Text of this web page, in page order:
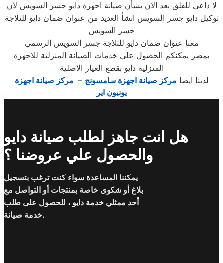
لا داعي للقلق بعد الان بشأن صيانة اجهزة دايو جسر السويس لأن
توكيل دايو جسر السويس انشأ العديد من عنوان ضمان دايو للثلاجة
جسر السويس
معنا عنوان ضمان دايو للثلاجة جسر السويس الرسمي
بمصر يمكنكم الحصول علي خدمات الصيانة المنزلية للاجهزة
المنزلية دايو بقطع الغيار الاصلية
لدينا ايضا مركز صيانة اجهزة سامسونج – مركز صيانة اجهزة
يونيون اير
هل انت جاهز لطلب صيانة دايو
والحصول علي عروضنا ؟
يمكننا المساعدة سواء كنت ترغب بتسجيل
بلاغ أو شكوى خاصة بمنتجات أو التواصل مع
أحد ممثلي خدمة دايو ، للحصول على طلب
خدمة صيانة.